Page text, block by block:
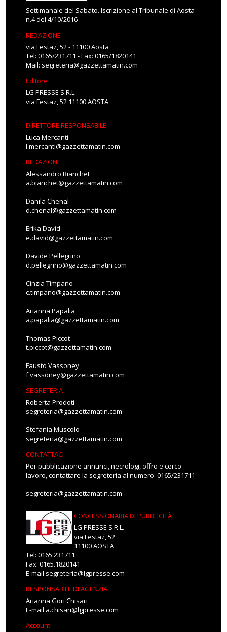
Settimanale del Sabato. Iscrizione al Tribunale di Aosta
n.4 del 4/10/2016
REDAZIONE
via Festaz, 52 - 11100 Aosta
Tel: 0165/231711 - Fax: 0165/1820141
Mail: segreteria@gazzettamatin.com
Editore
LG PRESSE S.R.L.
via Festaz, 52 11100 AOSTA
DIRETTORE RESPONSABILE
Luca Mercanti
l.mercanti@gazzettamatin.com
REDAZIONE
Alessandro Bianchet
a.bianchet@gazzettamatin.com
Danila Chenal
d.chenal@gazzettamatin.com
Erika David
e.david@gazzettamatin.com
Davide Pellegrino
d.pellegrino@gazzettamatin.com
Cinzia Timpano
c.timpano@gazzettamatin.com
Arianna Papalia
a.papalia@gazzettamatin.com
Thomas Piccot
t.piccot@gazzettamatin.com
Fausto Vassoney
f.vassoney@gazzettamatin.com
SEGRETERIA
Roberta Prodoti
segreteria@gazzettamatin.com
Stefania Muscolo
segreteria@gazzettamatin.com
CONTATTACI
Per pubblicazione annunci, necrologi, offro e cerco
lavoro, contattare la segreteria al numero: 0165/231711
segreteria@gazzettamatin.com
CONCESSIONARIA DI PUBBLICITÀ
LG PRESSE S.R.L.
via Festaz, 52
11100 AOSTA
Tel: 0165.231711
Fax: 0165.1820141
E-mail segreteria@lgpresse.com
RESPONSABILE DI AGENZIA
Arianna Gori Chisari
E-mail a.chisari@lgpresse.com
Account